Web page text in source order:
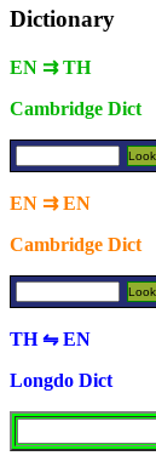
Dictionary
EN ⇉ TH
Cambridge Dict
EN ⇉ EN
Cambridge Dict
TH ⇋ EN
Longdo Dict